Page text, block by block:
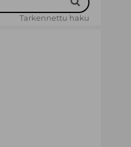
Tarkennettu haku